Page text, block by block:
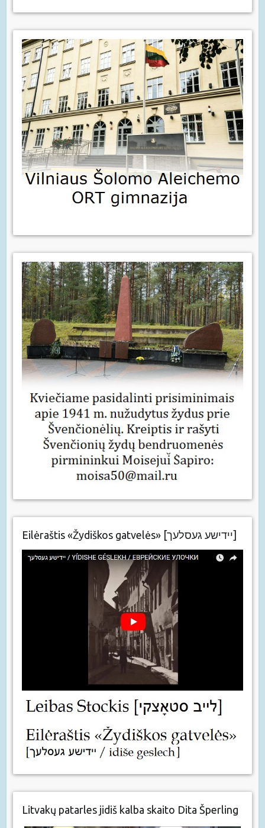
Eilėraštis «Žydiškos gatvelės» [יידישע געסלעך]
Litvakų patarles jidiš kalba skaito Dita Šperling